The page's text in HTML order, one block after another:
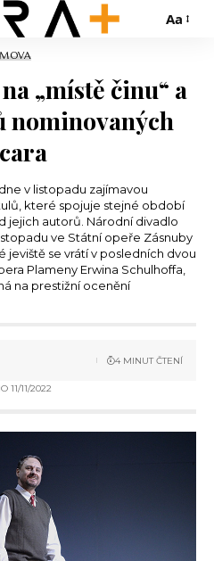
Aa
„místě činu“ a
nominovaných
v listopadu zajímavou
které spojuje stejné období
jejich autorů. Národní divadlo
ve Státní opeře Zásnuby
jeviště se vrátí v posledních dvou
Plameny Erwina Schulhoffa,
na prestižní ocenění
11/11/2022
4 MINUT ČTENÍ